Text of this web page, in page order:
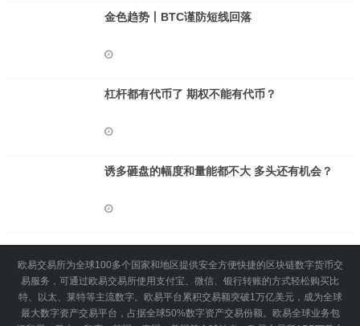
金色趋势丨BTC谨防短线回落
杠杆都有代币了 期权不能有代币？
诱多砸盘的幅度和量能都不大 多头还有机会？
欧易交易所为全球100多个国家和地区提供安全方便快捷的区块链数字货币交
易服务，可通过欧易交易所使用支付宝、微信、银行转账的方式轻松购买比
特、以太、莱特等主流数字。欧易平台累积交易额突破1万亿美元，成为全球
最大数字资产交易平台，占据全球50%数字资产交易份额。欧易全球业务包